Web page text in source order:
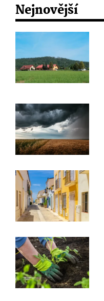
Nejnovější